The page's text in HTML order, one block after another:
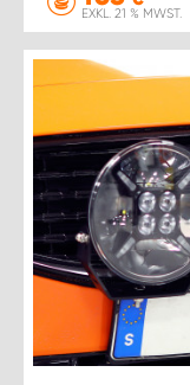
EXKL. 21 % MWST.